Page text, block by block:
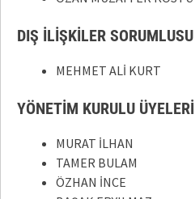
DIŞ İLİŞKİLER SORUMLUSU
MEHMET ALİ KURT
YÖNETİM KURULU ÜYELERİ
MURAT İLHAN
TAMER BULAM
ÖZHAN İNCE